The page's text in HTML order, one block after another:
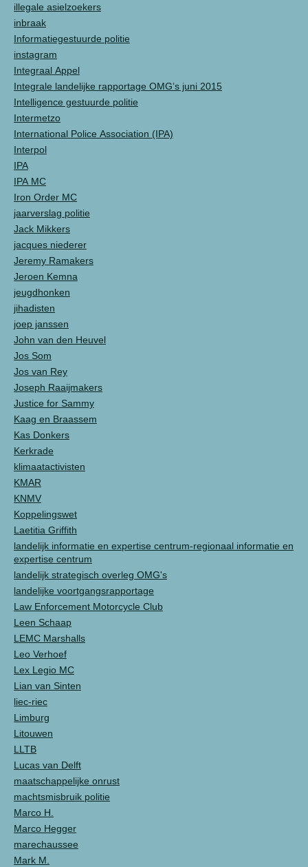
illegale asielzoekers
inbraak
Informatiegestuurde politie
instagram
Integraal Appel
Integrale landelijke rapportage OMG’s juni 2015
Intelligence gestuurde politie
Intermetzo
International Police Association (IPA)
Interpol
IPA
IPA MC
Iron Order MC
jaarverslag politie
Jack Mikkers
jacques niederer
Jeremy Ramakers
Jeroen Kemna
jeugdhonken
jihadisten
joep janssen
John van den Heuvel
Jos Som
Jos van Rey
Joseph Raaijmakers
Justice for Sammy
Kaag en Braassem
Kas Donkers
Kerkrade
klimaatactivisten
KMAR
KNMV
Koppelingswet
Laetitia Griffith
landelijk informatie en expertise centrum-regionaal informatie en
expertise centrum
landelijk strategisch overleg OMG's
landelijke voortgangsrapportage
Law Enforcement Motorcycle Club
Leen Schaap
LEMC Marshalls
Leo Verhoef
Lex Legio MC
Lian van Sinten
liec-riec
Limburg
Litouwen
LLTB
Lucas van Delft
maatschappelijke onrust
machtsmisbruik politie
Marco H.
Marco Hegger
marechaussee
Mark M.